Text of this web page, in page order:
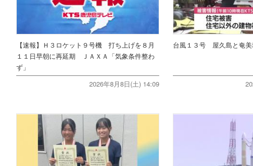
【速報】Ｈ３ロケット９号機 打ち上げを８月
１１日早朝に再延期 ＪＡＸＡ「気象条件整わ
ず」
2026年8月8日(土) 14:09
台風１３号 屋久島と奄美